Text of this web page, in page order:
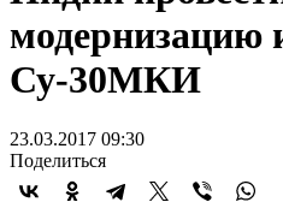
модернизацию
Су-30МКИ
23.03.2017 09:30
Поделиться